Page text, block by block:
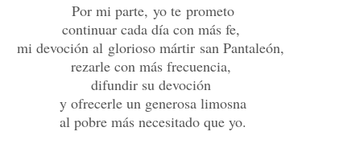
Por mi parte, yo te prometo
continuar cada día con más fe,
mi devoción al glorioso mártir san Pantaleón,
rezarle con más frecuencia,
difundir su devoción
y ofrecerle un generosa limosna
al pobre más necesitado que yo.